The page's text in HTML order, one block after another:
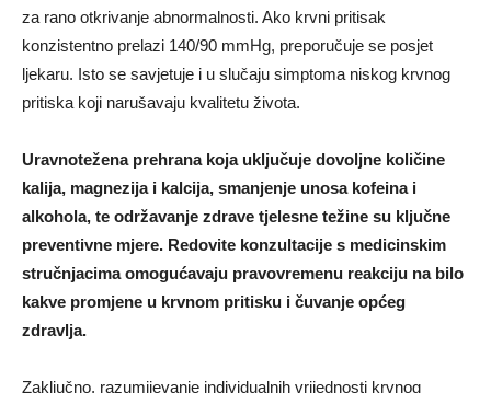
za rano otkrivanje abnormalnosti. Ako krvni pritisak
konzistentno prelazi 140/90 mmHg, preporučuje se posjet
ljekaru. Isto se savjetuje i u slučaju simptoma niskog krvnog
pritiska koji narušavaju kvalitetu života.
Uravnotežena prehrana koja uključuje dovoljne količine
kalija, magnezija i kalcija, smanjenje unosa kofeina i
alkohola, te održavanje zdrave tjelesne težine su ključne
preventivne mjere. Redovite konzultacije s medicinskim
stručnjacima omogućavaju pravovremenu reakciju na bilo
kakve promjene u krvnom pritisku i čuvanje općeg
zdravlja.
Zaključno, razumijevanje individualnih vrijednosti krvnog